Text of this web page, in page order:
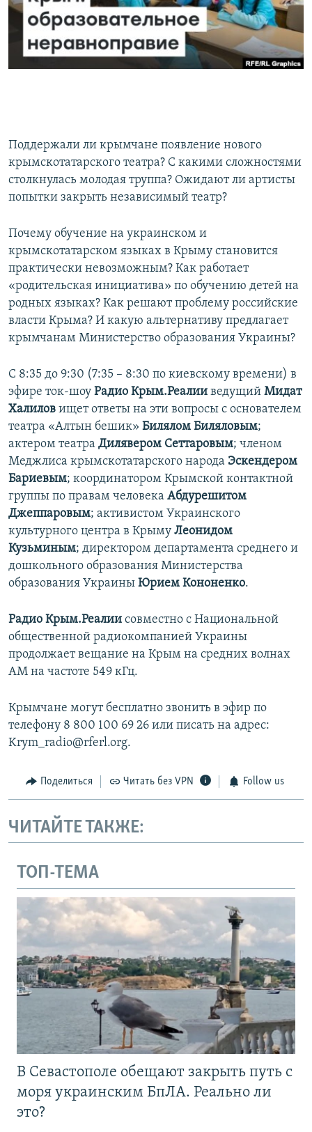
ПОБЕДИТЕЛЕЙ НЕ СУДЯТ?
КРЫМ.НЕПОКОРЕННЫЙ
ПРИСОЕДИНЯЙТЕСЬ!
Поддержали ли крымчане появление нового
крымскотатарского театра? С какими сложностями
столкнулась молодая труппа? Ожидают ли артисты
попытки закрыть независимый театр?
Почему обучение на украинском и
крымскотатарском языках в Крыму становится
практически невозможным? Как работает
«родительская инициатива» по обучению детей на
родных языках? Как решают проблему российские
власти Крыма? И какую альтернативу предлагает
крымчанам Министерство образования Украины?
С 8:35 до 9:30 (7:35 – 8:30 по киевскому времени) в
эфире ток-шоу Радио Крым.Реалии ведущий Мидат
Халилов ищет ответы на эти вопросы с основателем
театра «Алтын бешик» Билялом Биляловым;
актером театра Дилявером Сеттаровым; членом
Меджлиса крымскотатарского народа Эскендером
Бариевым; координатором Крымской контактной
группы по правам человека Абдурешитом
Джеппаровым; активистом Украинского
культурного центра в Крыму Леонидом
Кузьминым; директором департамента среднего и
дошкольного образования Министерства
образования Украины Юрием Кононенко.
Радио Крым.Реалии совместно с Национальной
общественной радиокомпанией Украины
продолжает вещание на Крым на средних волнах
АМ на частоте 549 кГц.
Крымчане могут бесплатно звонить в эфир по
телефону 8 800 100 69 26 или писать на адрес:
Krym_radio@rferl.org.
Поделиться Читать без VPN Follow us
ЧИТАЙТЕ ТАКЖЕ:
ТОП-ТЕМА
В Севастополе обещают закрыть путь с
моря украинским БпЛА. Реально ли
это?